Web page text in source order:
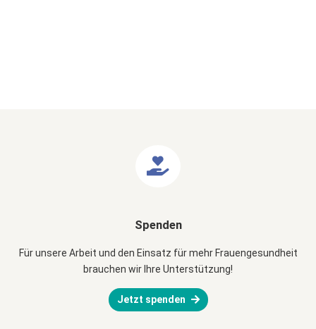
Spenden
Für unsere Arbeit und den Einsatz für mehr Frauengesundheit
brauchen wir Ihre Unterstützung!
Jetzt spenden